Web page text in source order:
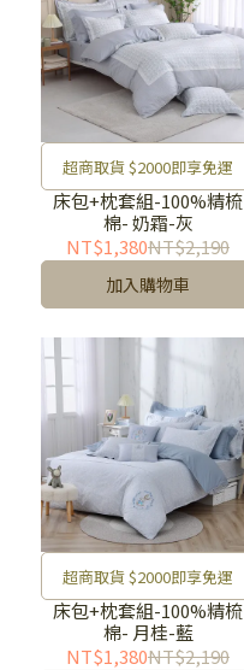
超商取貨 $2000即享免運
床包+枕套組-100%精梳
棉- 奶霜-灰
NT$1,380NT$2,190
加入購物車
超商取貨 $2000即享免運
床包+枕套組-100%精梳
棉- 月桂-藍
NT$1,380NT$2,190